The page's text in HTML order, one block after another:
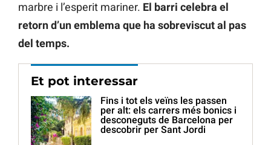
marbre i l’esperit mariner. El barri celebra el
retorn d’un emblema que ha sobreviscut al pas
del temps.
Et pot interessar
Fins i tot els veïns les passen
per alt: els carrers més bonics i
desconeguts de Barcelona per
descobrir per Sant Jordi